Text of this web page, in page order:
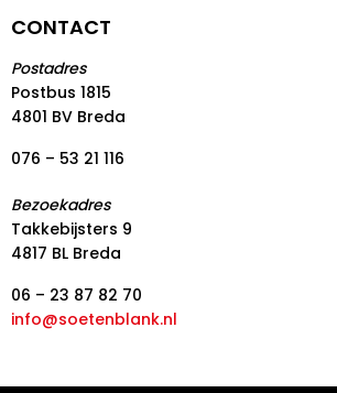
CONTACT
Postadres
Postbus 1815
4801 BV Breda
076 – 53 21 116
Bezoekadres
Takkebijsters 9
4817 BL Breda
06 – 23 87 82 70
info@soetenblank.nl